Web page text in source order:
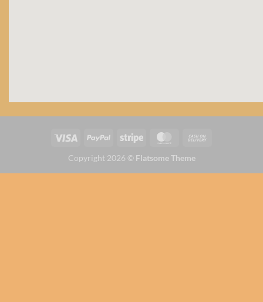
Copyright 2026 © Flatsome Theme